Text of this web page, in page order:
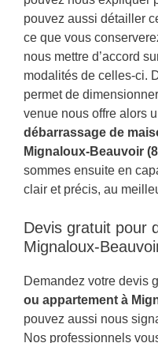
pouvez aussi détailler
ce que vous
nous mettre d’accord
modalités de celles-ci.
permet de
venue nous offre alors
débarrassage de
Mignaloux-Beauvoir
sommes ensuite en
clair et précis, au
Devis gratuit pour
Mignaloux-
Demandez votre devis
ou appartement à
pouvez aussi nous
Nos professionnels